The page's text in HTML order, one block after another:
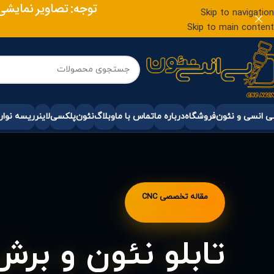
Skip to navigation
Skip to main content
توجه: تصاویر
انسی و نئونفروشگاهدرباره ماتماس با ماوبلاگنئونپلکسیلاینرریسه
مقاله تخصصی CNC